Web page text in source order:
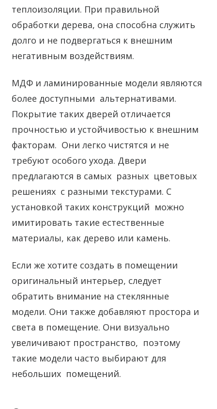
теплоизоляции. При правильной
обработки дерева, она способна служить
долго и не подвергаться к внешним
негативным воздействиям.
МДФ и ламинированные модели являются
более доступными альтернативами.
Покрытие таких дверей отличается
прочностью и устойчивостью к внешним
факторам. Они легко чистятся и не
требуют особого ухода. Двери
предлагаются в самых разных цветовых
решениях с разными текстурами. С
установкой таких конструкций можно
имитировать такие естественные
материалы, как дерево или камень.
Если же хотите создать в помещении
оригинальный интерьер, следует
обратить внимание на стеклянные
модели. Они также добавляют простора и
света в помещение. Они визуально
увеличивают пространство, поэтому
такие модели часто выбирают для
небольших помещений.